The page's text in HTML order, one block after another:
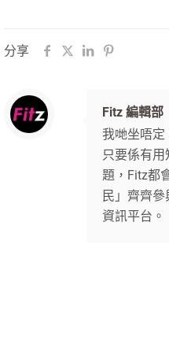
分享
Fitz 編輯部
我哋坐唔定
只要係有
題，Fitz都
民」齊齊
資訊平台。